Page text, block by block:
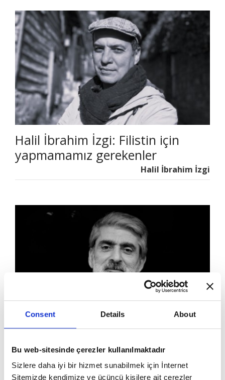
Consent Details About
Bu web-sitesinde çerezler kullanılmaktadır
Sizlere daha iyi bir hizmet sunabilmek için İnternet
Sitemizde kendimize ve üçüncü kişilere ait çerezler
Halil İbrahim İzgi: Filistin için
yapmamamız gerekenler
Halil İbrahim İzgi
İbrahim Tenekeci: Hayat
beklenmedik bir şeydir
İbrahim Tenekeci